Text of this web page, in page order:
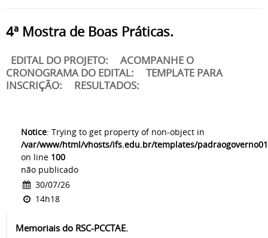
4ª Mostra de Boas Práticas.
EDITAL DO PROJETO: ACOMPANHE O
CRONOGRAMA DO EDITAL: TEMPLATE PARA
INSCRIÇÃO: RESULTADOS:
Notice: Trying to get property of non-object in
/var/www/html/vhosts/ifs.edu.br/templates/
on line 100
não publicado
30/07/26
14h18
Memoriais do RSC-PCCTAE.